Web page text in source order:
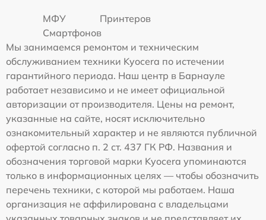
МФУ
Принтеров
Смартфонов
Мы занимаемся ремонтом и техническим
обслуживанием техники Kyocera по истечении
гарантийного периода. Наш центр в Барнауле
работает независимо и не имеет официальной
авторизации от производителя. Цены на ремонт,
указанные на сайте, носят исключительно
ознакомительный характер и не являются публичной
офертой согласно п. 2 ст. 437 ГК РФ. Названия и
обозначения торговой марки Kyocera упоминаются
только в информационных целях — чтобы обозначить
перечень техники, с которой мы работаем. Наша
организация не аффилирована с владельцами